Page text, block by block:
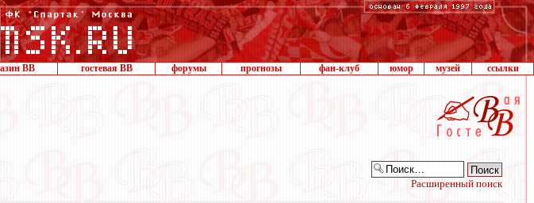
ВВ гостевая ВВ форумы прогнозы фан-клуб юмор музей ссылки
Расширенный поиск